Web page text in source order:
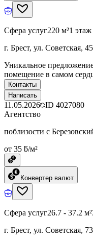
Сфера услуг220 м²1 этаж
г. Брест, ул. Советская, 45
Уникальное
помещение в самом
Контакты
Написать
11.05.2026 ID 4027080
Агентство
поблизости с
от 35 ƃ/м²
Конвертер валют
Сфера услуг26.7 - 37.2 м²
г. Брест, ул. Советская, 73